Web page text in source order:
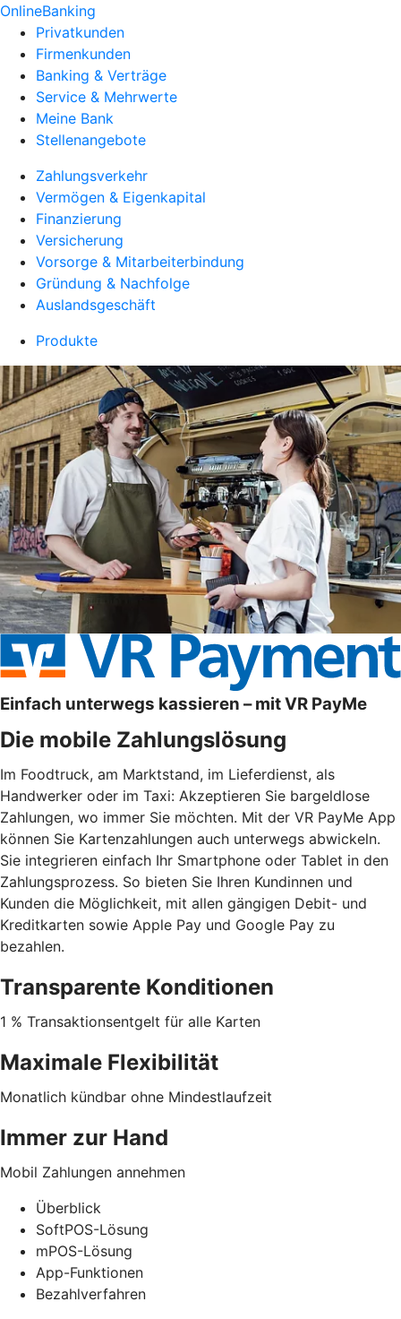
OnlineBanking
Privatkunden
Firmenkunden
Banking & Verträge
Service & Mehrwerte
Meine Bank
Stellenangebote
Zahlungsverkehr
Vermögen & Eigenkapital
Finanzierung
Versicherung
Vorsorge & Mitarbeiterbindung
Gründung & Nachfolge
Auslandsgeschäft
Produkte
Einfach unterwegs kassieren – mit VR PayMe
Die mobile Zahlungslösung
Im Foodtruck, am Marktstand, im Lieferdienst, als
Handwerker oder im Taxi: Akzeptieren Sie bargeldlose
Zahlungen, wo immer Sie möchten. Mit der VR PayMe App
können Sie Kartenzahlungen auch unterwegs abwickeln.
Sie integrieren einfach Ihr Smartphone oder Tablet in den
Zahlungsprozess. So bieten Sie Ihren Kundinnen und
Kunden die Möglichkeit, mit allen gängigen Debit- und
Kreditkarten sowie Apple Pay und Google Pay zu
bezahlen.
Transparente Konditionen
1 % Transaktionsentgelt für alle Karten
Maximale Flexibilität
Monatlich kündbar ohne Mindestlaufzeit
Immer zur Hand
Mobil Zahlungen annehmen
Überblick
SoftPOS-Lösung
mPOS-Lösung
App-Funktionen
Bezahlverfahren